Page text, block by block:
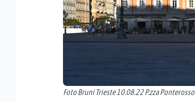
Foto Bruni Trieste 10.08.22 P.zza Ponterosso